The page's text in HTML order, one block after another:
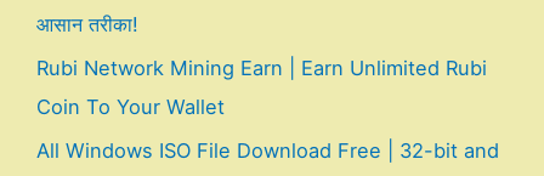
आसान तरीका!
Rubi Network Mining Earn | Earn Unlimited Rubi
Coin To Your Wallet
All Windows ISO File Download Free | 32-bit and